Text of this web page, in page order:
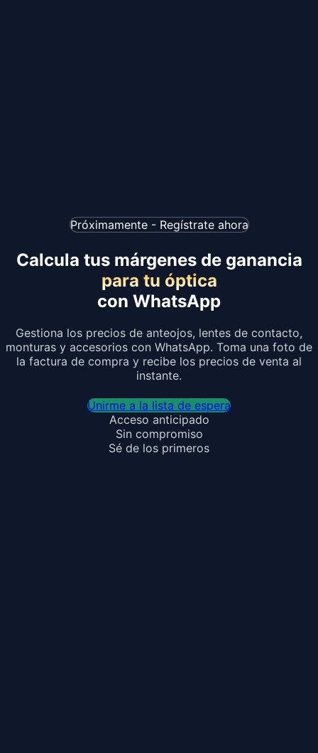
Próximamente - Regístrate ahora
Calcula tus márgenes de ganancia
para tu óptica
con WhatsApp
Gestiona los precios de anteojos, lentes de contacto,
monturas y accesorios con WhatsApp. Toma una foto de
la factura de compra y recibe los precios de venta al
instante.
Unirme a la lista de espera
Acceso anticipado
Sin compromiso
Sé de los primeros